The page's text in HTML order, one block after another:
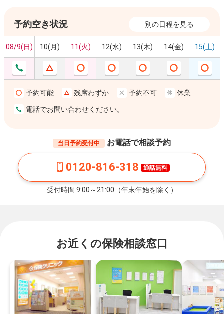
予約空き状況 別の日程を見る
08/9(日) 10(月) 11(火) 12(水) 13(木) 14(金) 15(土)
予約可能 残席わずか 予約不可 休業
電話でお問い合わせください。
当日予約受付中 お電話で相談予約
0120-816-318 通話無料
受付時間 9:00～21:00（年末年始を除く）
お近くの保険相談窓口